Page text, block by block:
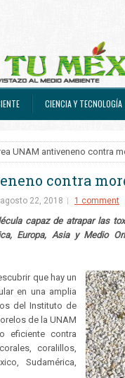
CIENCIA Y TECNOLOGÍA
UNAM antiveneno contra
contra
22, 2018 1 comment
capaz de atrapar las
Europa, Asia y Medio
que hay un
en una amplia
del Instituto de
de la UNAM
eficiente contra
coralillos,
Sudamérica,